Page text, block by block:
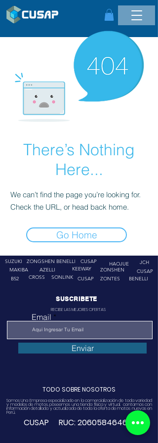
There’s Nothing
Here...
We can’t find the page you’re looking for.
Check the URL, or head back home.
Go Home
SUZUKI
ZONGSHEN
MAKIBA
AZELLI
BENELLI
CUSAP
KEEWAY
B52
CROSS SONLINK CUSAP
HAOJUE
JCH
ZONSHEN
ZONTES
CUSAP
BENELLI
SUSCRIBETE
RECIBE LAS MEJORES OFERTAS
Email
Enviar
TODO SOBRE NOSOTROS
Somos Una Empresa especializado en la comercialización de toda variedad
y modelos de motos, poseemos una tienda física y virtual. contamos con
información detallada y actualizada de toda la oferta de motos nuevas en
Perú.
CUSAP RUC:20605846468